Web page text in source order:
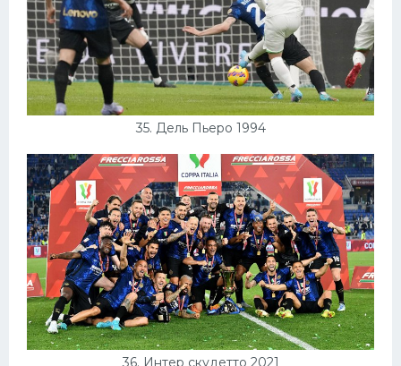
35. Дель Пьеро 1994
36. Интер скудетто 2021